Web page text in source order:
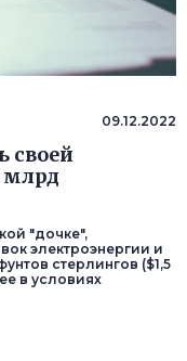
09.12.2022
своей
млрд
"дочке",
электроэнергии и
стерлингов ($1,5
в условиях